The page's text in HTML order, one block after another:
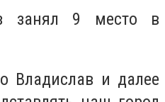
занял 9 место в
Владислав и далее